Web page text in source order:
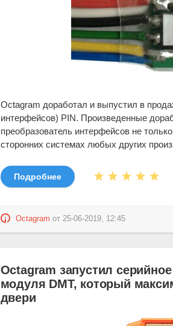
Octagram доработал и выпустил в
интерфейсов) PIN. Произведенные
преобразователь интерфейсов не
сторонних системах любых других
Подробнее
Octagram от 25-06-2019, 12:45
Octagram запустил
модуля DMТ, который
двери